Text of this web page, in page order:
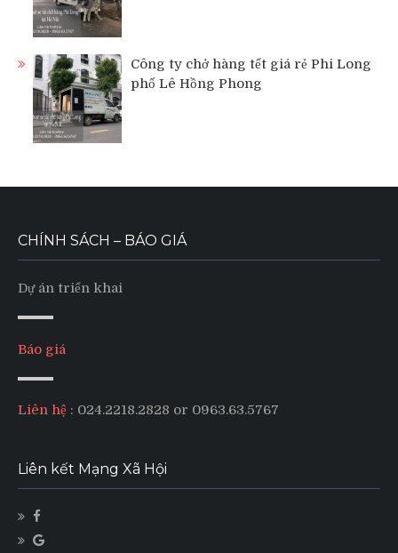
Công ty chở hàng tết giá rẻ Phi Long
phố Lê Hồng Phong
CHÍNH SÁCH – BÁO GIÁ
Dự án triển khai
Báo giá
Liên hệ : 024.2218.2828 or 0963.63.5767
Liên kết Mạng Xã Hội